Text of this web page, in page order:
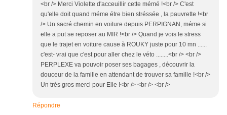
<br /> Merci Violette d'acceuillir cette mémé !<br /> C'est
qu'elle doit quand méme étre bien stréssée , la pauvrette !<br
/> Un sacré chemin en voiture depuis PERPIGNAN, méme si
elle a put se reposer au MIR !<br /> Quand je vois le stress
que le trajet en voiture cause à ROUKY juste pour 10 mn ......
c'est- vrai que c'est pour aller chez le véto ........<br /> <br />
PERPLEXE va pouvoir poser ses bagages , découvrir la
douceur de la famille en attendant de trouver sa famille !<br />
Un trés gros merci pour Elle !<br /> <br /> <br />
Répondre